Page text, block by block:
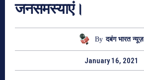
जनसमस्याएं।
By दबंग भारत न्यूज़
January 16, 2021